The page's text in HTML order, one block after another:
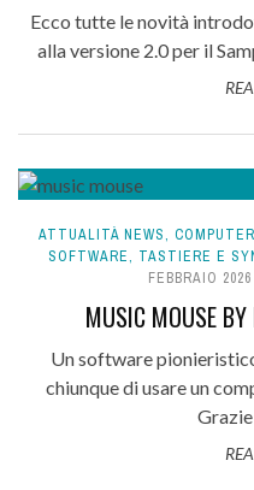
Ecco tutte le novità
alla versione 2.0 per il
ATTUALITÀ NEWS, COMPUTER
SOFTWARE, TASTIERE E
FEBBRAIO 2026
MUSIC MOUSE BY
Un software
chiunque di usare un